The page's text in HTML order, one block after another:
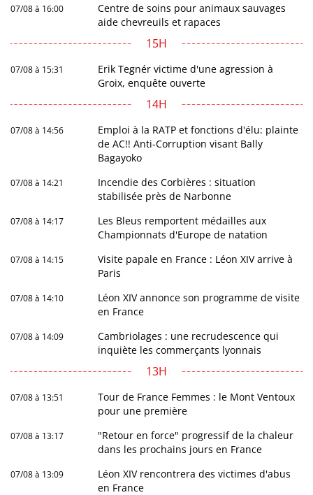
07/08 à 16:00
Centre de soins pour animaux sauvages
aide chevreuils et rapaces
15H
07/08 à 15:31
Erik Tegnér victime d'une agression à
Groix, enquête ouverte
14H
07/08 à 14:56
Emploi à la RATP et fonctions d'élu: plainte
de AC!! Anti-Corruption visant Bally
Bagayoko
07/08 à 14:21
Incendie des Corbières : situation
stabilisée près de Narbonne
07/08 à 14:17
Les Bleus remportent médailles aux
Championnats d'Europe de natation
07/08 à 14:15
Visite papale en France : Léon XIV arrive à
Paris
07/08 à 14:10
Léon XIV annonce son programme de visite
en France
07/08 à 14:09
Cambriolages : une recrudescence qui
inquiète les commerçants lyonnais
13H
07/08 à 13:51
Tour de France Femmes : le Mont Ventoux
pour une première
07/08 à 13:17
"Retour en force" progressif de la chaleur
dans les prochains jours en France
07/08 à 13:09
Léon XIV rencontrera des victimes d'abus
en France